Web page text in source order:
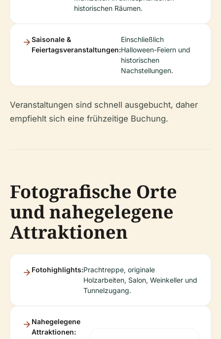
historischen Räumen.
Saisonale &
Feiertagsveranstaltungen:
Einschließlich
Halloween-Feiern und
historischen
Nachstellungen.
Veranstaltungen sind schnell ausgebucht, daher
empfiehlt sich eine frühzeitige Buchung.
Fotografische Orte
und nahegelegene
Attraktionen
Fotohighlights:Prachtreppe, originale
Holzarbeiten, Salon, Weinkeller und
Tunnelzugang.
Nahegelegene
Attraktionen: